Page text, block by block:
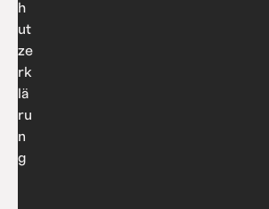
h
ut
ze
rk
lä
ru
n
g